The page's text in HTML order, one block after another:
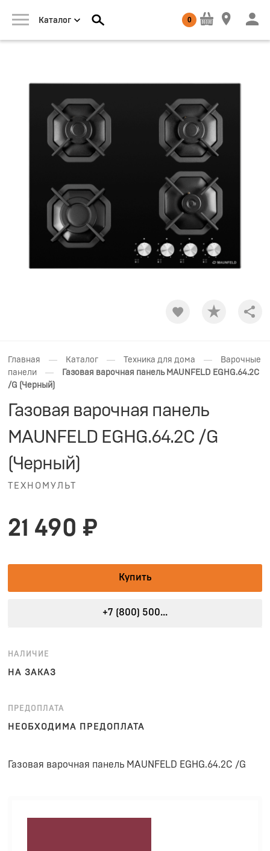
Каталог 0
Главная — Каталог — Техника для дома —
Варочные
панели
—
Газовая варочная панель MAUNFELD EGHG.64.2C
/G (Черный)
Газовая варочная панель
MAUNFELD EGHG.64.2C /G
(Черный)
ТЕХНОМУЛЬТ
21 490 ₽
Купить
+7 (800) 500...
НАЛИЧИЕ
НА ЗАКАЗ
ПРЕДОПЛАТА
НЕОБХОДИМА ПРЕДОПЛАТА
Газовая варочная панель MAUNFELD EGHG.64.2C /G